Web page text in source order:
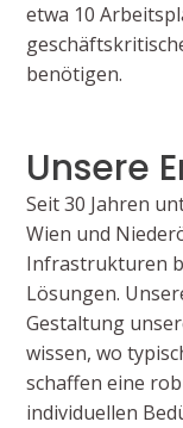
etwa 10
benötigen.
Unsere
Seit 30 Jahren
Wien und
Infrastrukturen
Lösungen.
Gestaltung
wissen, wo
schaffen eine
individuellen